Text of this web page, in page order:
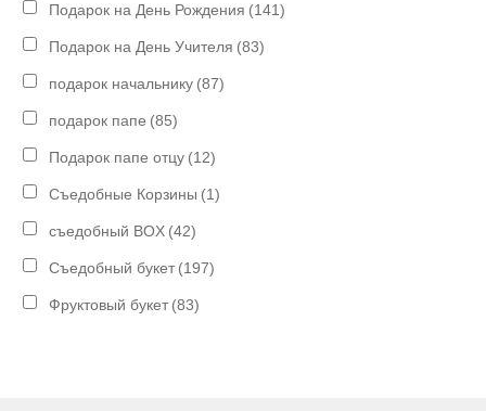
Подарок на День Рождения (141)
Подарок на День Учителя (83)
подарок начальнику (87)
подарок папе (85)
Подарок папе отцу (12)
Съедобные Корзины (1)
съедобный BOX (42)
Съедобный букет (197)
Фруктовый букет (83)